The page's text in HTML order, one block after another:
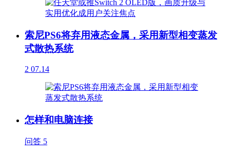
索尼PS6将弃用液态金属，采用新型相变蒸发
式散热系统
2 07.14
怎样和电脑连接
问答 5